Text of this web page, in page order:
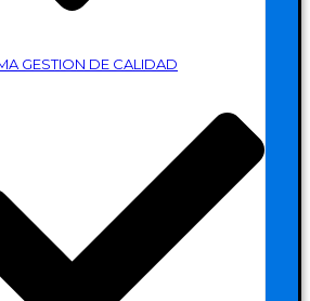
GESTION DE CALIDAD